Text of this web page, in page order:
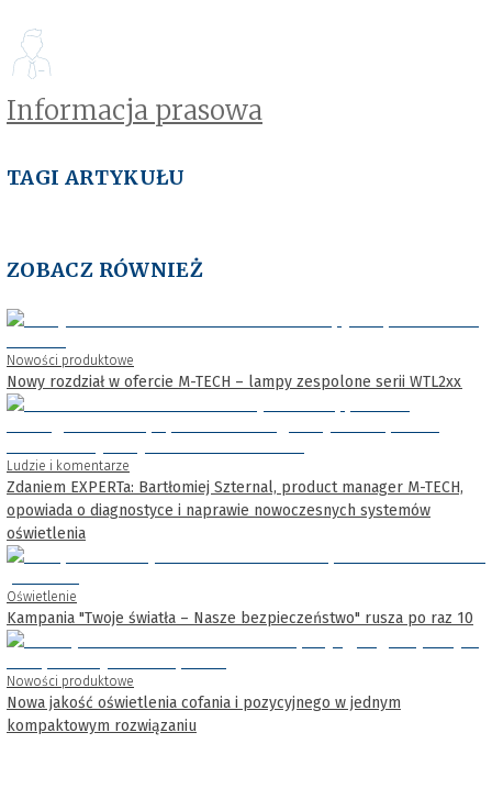
Informacja prasowa
TAGI ARTYKUŁU
ZOBACZ RÓWNIEŻ
Nowości produktowe
Nowy rozdział w ofercie M-TECH – lampy zespolone serii WTL2xx
Ludzie i komentarze
Zdaniem EXPERTa: Bartłomiej Szternal, product manager M-TECH,
opowiada o diagnostyce i naprawie nowoczesnych systemów
oświetlenia
Oświetlenie
Kampania "Twoje światła – Nasze bezpieczeństwo" rusza po raz 10
Nowości produktowe
Nowa jakość oświetlenia cofania i pozycyjnego w jednym
kompaktowym rozwiązaniu